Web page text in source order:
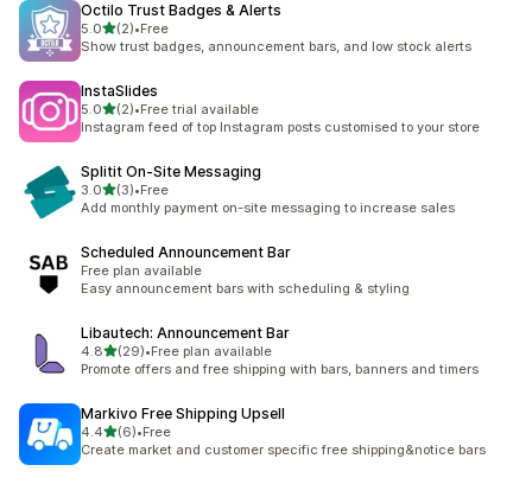
Octilo Trust Badges & Alerts
5.05つ星中
(2)
合計レビュー数：2件
•Free
Show trust badges, announcement bars, and low stock alerts
InstaSlides
5.05つ星中
(2)
合計レビュー数：2件
•Free trial available
Instagram feed of top Instagram posts customised to your store
Splitit On‑Site Messaging
3.05つ星中
(3)
合計レビュー数：3件
•Free
Add monthly payment on-site messaging to increase sales
Scheduled Announcement Bar
Free plan available
Easy announcement bars with scheduling & styling
Libautech: Announcement Bar
4.85つ星中
(29)
合計レビュー数：29件
•Free plan available
Promote offers and free shipping with bars, banners and timers
Markivo Free Shipping Upsell
4.45つ星中
(6)
合計レビュー数：6件
•Free
Create market and customer specific free shipping&notice bars